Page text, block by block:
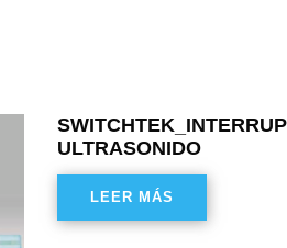
ULTRASONIDO
LEER MÁS